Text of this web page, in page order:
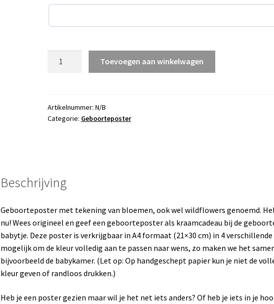
Toevoegen aan winkelwagen
Artikelnummer: N/B
Categorie: Geboorteposter
Beschrijving
Geboorteposter met tekening van bloemen, ook wel wildflowers genoemd.
nu! Wees origineel en geef een geboorteposter als kraamcadeau bij de
babytje. Deze poster is verkrijgbaar in A4 formaat (21×30 cm) in 4
mogelijk om de kleur volledig aan te passen naar wens, zo maken we het
bijvoorbeeld de babykamer. (Let op: Op handgeschept papier kun je niet de
kleur geven of randloos drukken.)
Heb je een poster gezien maar wil je het net iets anders? Of heb je iets in je